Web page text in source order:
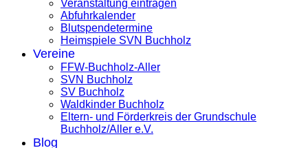
Veranstaltung eintragen
Abfuhrkalender
Blutspendetermine
Heimspiele SVN Buchholz
Vereine
FFW-Buchholz-Aller
SVN Buchholz
SV Buchholz
Waldkinder Buchholz
Eltern- und Förderkreis der Grundschule
Buchholz/Aller e.V.
Blog